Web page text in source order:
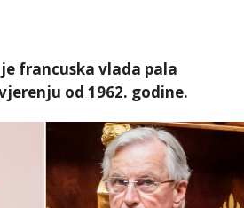
francuska vlada pala
od 1962. godine.